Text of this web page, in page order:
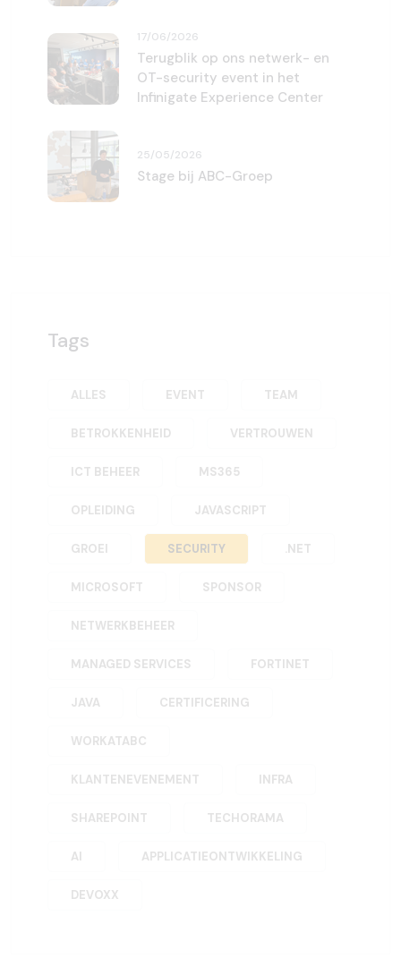
17/06/2026
Terugblik op ons netwerk- en
OT-security event in het
Infinigate Experience Center
25/05/2026
Stage bij ABC-Groep
Tags
ALLES EVENT TEAM
BETROKKENHEID VERTROUWEN
ICT BEHEER MS365
OPLEIDING JAVASCRIPT
GROEI SECURITY .NET
MICROSOFT SPONSOR
NETWERKBEHEER
MANAGED SERVICES FORTINET
JAVA CERTIFICERING
WORKATABC
KLANTENEVENEMENT INFRA
SHAREPOINT TECHORAMA
AI APPLICATIEONTWIKKELING
DEVOXX